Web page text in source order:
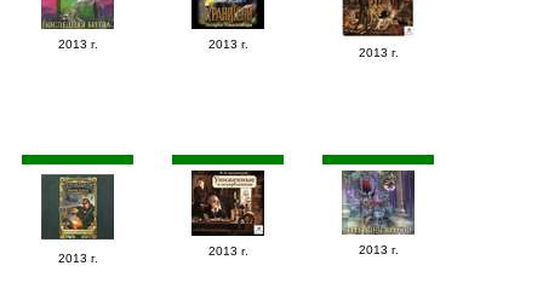
2013 г. 2013 г.
2013 г.
2013 г.
2013 г. 2013 г.